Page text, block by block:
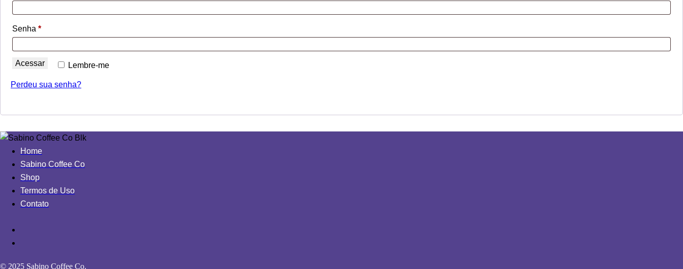
Senha *Obrigatório
Lembre-me
Acessar
Perdeu sua senha?
Home
Sabino Coffee Co
Shop
Termos de Uso
Contato
© 2025 Sabino Coffee Co.